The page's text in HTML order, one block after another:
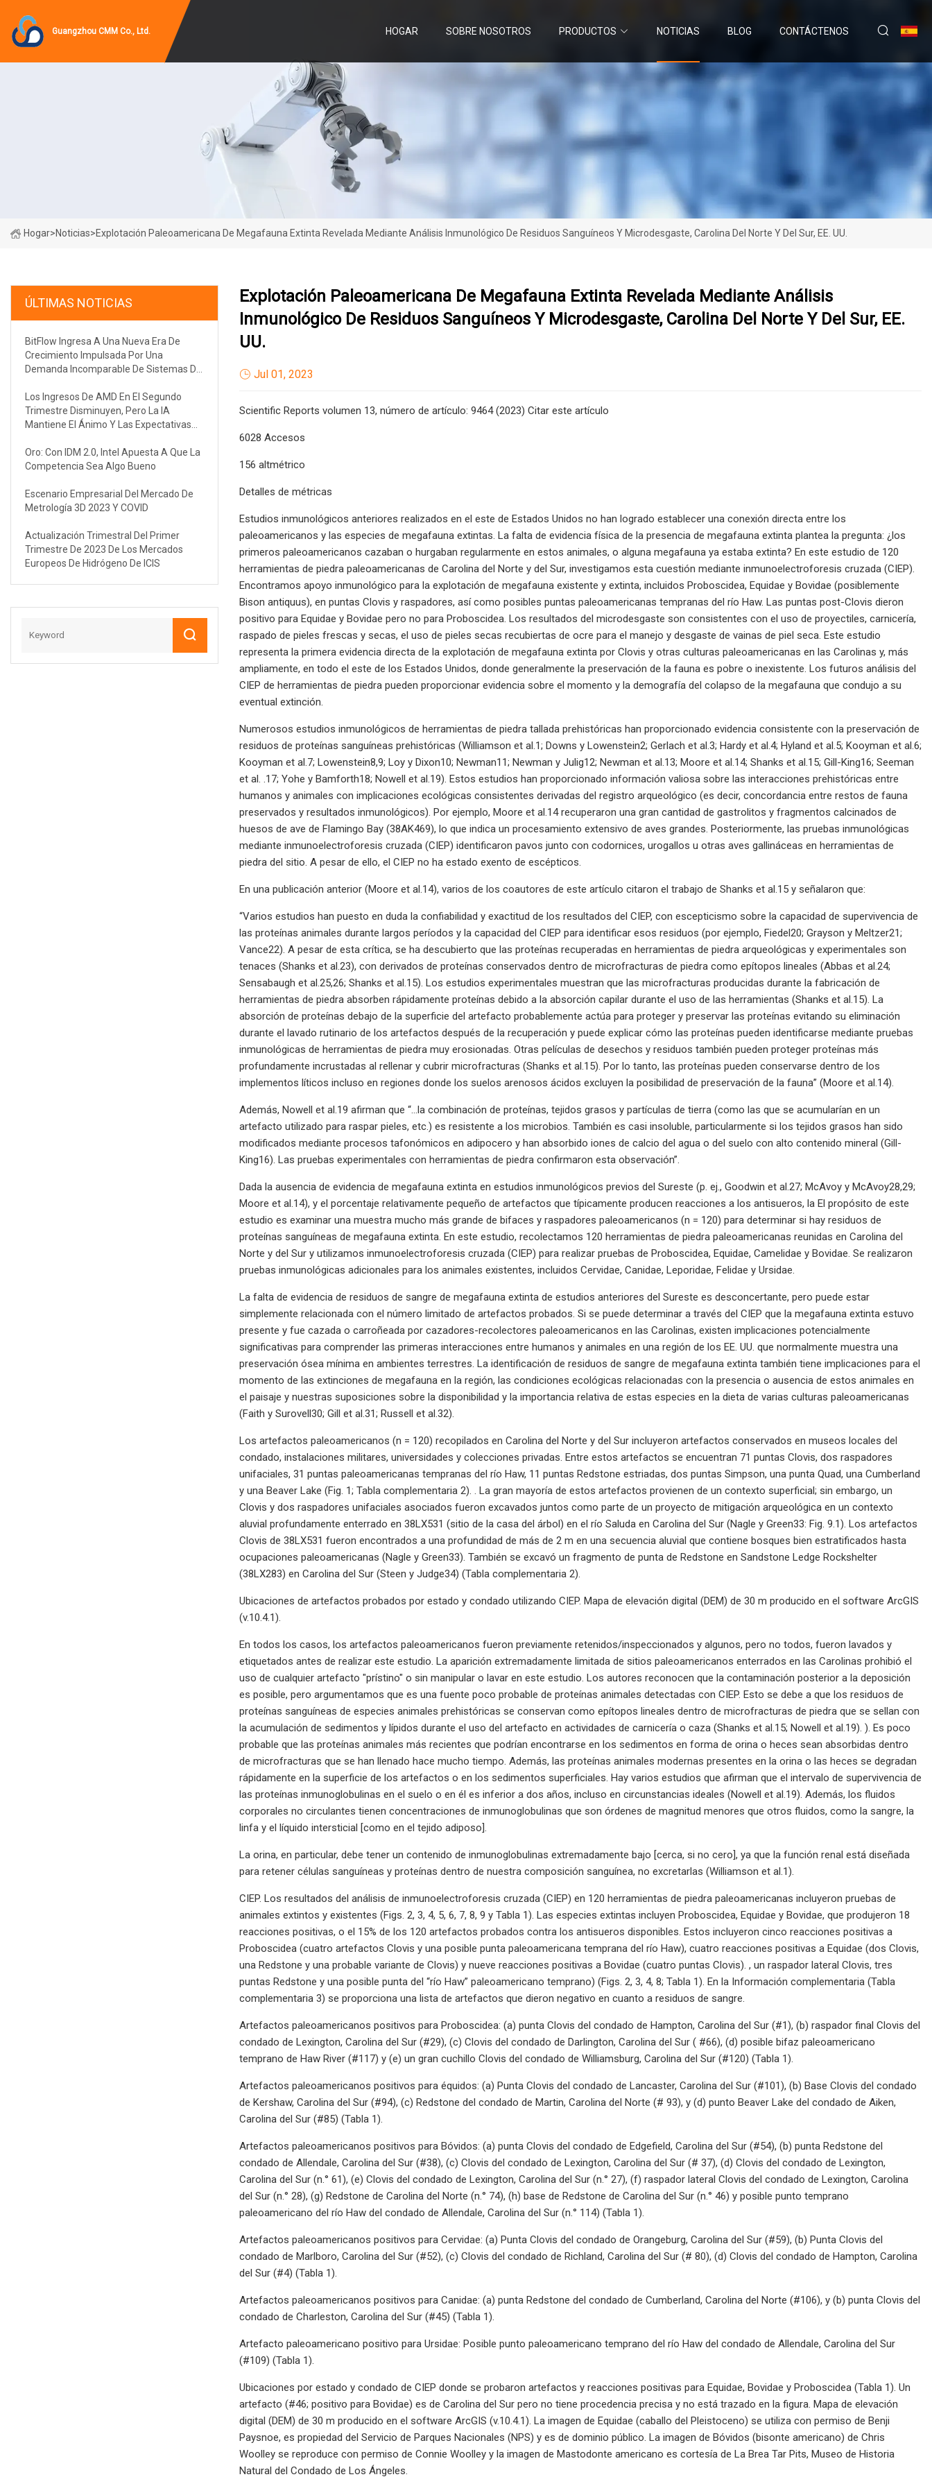
Guangzhou CMM Co., Ltd. HOGAR SOBRE NOSOTROS PRODUCTOS NOTICIAS BLOG CONTÁCTENOS
Hogar>Noticias>Explotación Paleoamericana De Megafauna Extinta Revelada Mediante Análisis Inmunológico De Residuos Sanguíneos Y Microdesgaste, Carolina Del Norte Y Del Sur, EE. UU.
ÚLTIMAS NOTICIAS
BitFlow Ingresa A Una Nueva Era De
Crecimiento Impulsada Por Una
Demanda Incomparable De Sistemas De
Los Ingresos De AMD En El Segundo
Trimestre Disminuyen, Pero La IA
Mantiene El Ánimo Y Las Expectativas
Oro: Con IDM 2.0, Intel Apuesta A Que La
Competencia Sea Algo Bueno
Escenario Empresarial Del Mercado De
Metrología 3D 2023 Y COVID
Actualización Trimestral Del Primer
Trimestre De 2023 De Los Mercados
Europeos De Hidrógeno De ICIS
Explotación Paleoamericana De Megafauna Extinta Revelada Mediante Análisis
Inmunológico De Residuos Sanguíneos Y Microdesgaste, Carolina Del Norte Y Del Sur, EE.
UU.
Jul 01, 2023
Scientific Reports volumen 13, número de artículo: 9464 (2023) Citar este artículo
6028 Accesos
156 altmétrico
Detalles de métricas
Estudios inmunológicos anteriores realizados en el este de Estados Unidos no han logrado establecer una conexión directa entre los
paleoamericanos y las especies de megafauna extintas. La falta de evidencia física de la presencia de megafauna extinta plantea la pregunta: ¿los
primeros paleoamericanos cazaban o hurgaban regularmente en estos animales, o alguna megafauna ya estaba extinta? En este estudio de 120
herramientas de piedra paleoamericanas de Carolina del Norte y del Sur, investigamos esta cuestión mediante inmunoelectroforesis cruzada (CIEP).
Encontramos apoyo inmunológico para la explotación de megafauna existente y extinta, incluidos Proboscidea, Equidae y Bovidae (posiblemente
Bison antiquus), en puntas Clovis y raspadores, así como posibles puntas paleoamericanas tempranas del río Haw. Las puntas post-Clovis dieron
positivo para Equidae y Bovidae pero no para Proboscidea. Los resultados del microdesgaste son consistentes con el uso de proyectiles, carnicería,
raspado de pieles frescas y secas, el uso de pieles secas recubiertas de ocre para el manejo y desgaste de vainas de piel seca. Este estudio
representa la primera evidencia directa de la explotación de megafauna extinta por Clovis y otras culturas paleoamericanas en las Carolinas y, más
ampliamente, en todo el este de los Estados Unidos, donde generalmente la preservación de la fauna es pobre o inexistente. Los futuros análisis del
CIEP de herramientas de piedra pueden proporcionar evidencia sobre el momento y la demografía del colapso de la megafauna que condujo a su
eventual extinción.
Numerosos estudios inmunológicos de herramientas de piedra tallada prehistóricas han proporcionado evidencia consistente con la preservación de
residuos de proteínas sanguíneas prehistóricas (Williamson et al.1; Downs y Lowenstein2; Gerlach et al.3; Hardy et al.4; Hyland et al.5; Kooyman et al.6;
Kooyman et al.7; Lowenstein8,9; Loy y Dixon10; Newman11; Newman y Julig12; Newman et al.13; Moore et al.14; Shanks et al.15; Gill-King16; Seeman
et al. .17; Yohe y Bamforth18; Nowell et al.19). Estos estudios han proporcionado información valiosa sobre las interacciones prehistóricas entre
humanos y animales con implicaciones ecológicas consistentes derivadas del registro arqueológico (es decir, concordancia entre restos de fauna
preservados y resultados inmunológicos). Por ejemplo, Moore et al.14 recuperaron una gran cantidad de gastrolitos y fragmentos calcinados de
huesos de ave de Flamingo Bay (38AK469), lo que indica un procesamiento extensivo de aves grandes. Posteriormente, las pruebas inmunológicas
mediante inmunoelectroforesis cruzada (CIEP) identificaron pavos junto con codornices, urogallos u otras aves gallináceas en herramientas de
piedra del sitio. A pesar de ello, el CIEP no ha estado exento de escépticos.
En una publicación anterior (Moore et al.14), varios de los coautores de este artículo citaron el trabajo de Shanks et al.15 y señalaron que:
“Varios estudios han puesto en duda la confiabilidad y exactitud de los resultados del CIEP, con escepticismo sobre la capacidad de supervivencia de
las proteínas animales durante largos períodos y la capacidad del CIEP para identificar esos residuos (por ejemplo, Fiedel20; Grayson y Meltzer21;
Vance22). A pesar de esta crítica, se ha descubierto que las proteínas recuperadas en herramientas de piedra arqueológicas y experimentales son
tenaces (Shanks et al.23), con derivados de proteínas conservados dentro de microfracturas de piedra como epítopos lineales (Abbas et al.24;
Sensabaugh et al.25,26; Shanks et al.15). Los estudios experimentales muestran que las microfracturas producidas durante la fabricación de
herramientas de piedra absorben rápidamente proteínas debido a la absorción capilar durante el uso de las herramientas (Shanks et al.15). La
absorción de proteínas debajo de la superficie del artefacto probablemente actúa para proteger y preservar las proteínas evitando su eliminación
durante el lavado rutinario de los artefactos después de la recuperación y puede explicar cómo las proteínas pueden identificarse mediante pruebas
inmunológicas de herramientas de piedra muy erosionadas. Otras películas de desechos y residuos también pueden proteger proteínas más
profundamente incrustadas al rellenar y cubrir microfracturas (Shanks et al.15). Por lo tanto, las proteínas pueden conservarse dentro de los
implementos líticos incluso en regiones donde los suelos arenosos ácidos excluyen la posibilidad de preservación de la fauna” (Moore et al.14).
Además, Nowell et al.19 afirman que “…la combinación de proteínas, tejidos grasos y partículas de tierra (como las que se acumularían en un
artefacto utilizado para raspar pieles, etc.) es resistente a los microbios. También es casi insoluble, particularmente si los tejidos grasos han sido
modificados mediante procesos tafonómicos en adipocero y han absorbido iones de calcio del agua o del suelo con alto contenido mineral (Gill-
King16). Las pruebas experimentales con herramientas de piedra confirmaron esta observación”.
Dada la ausencia de evidencia de megafauna extinta en estudios inmunológicos previos del Sureste (p. ej., Goodwin et al.27; McAvoy y McAvoy28,29;
Moore et al.14), y el porcentaje relativamente pequeño de artefactos que típicamente producen reacciones a los antisueros, la El propósito de este
estudio es examinar una muestra mucho más grande de bifaces y raspadores paleoamericanos (n = 120) para determinar si hay residuos de
proteínas sanguíneas de megafauna extinta. En este estudio, recolectamos 120 herramientas de piedra paleoamericanas reunidas en Carolina del
Norte y del Sur y utilizamos inmunoelectroforesis cruzada (CIEP) para realizar pruebas de Proboscidea, Equidae, Camelidae y Bovidae. Se realizaron
pruebas inmunológicas adicionales para los animales existentes, incluidos Cervidae, Canidae, Leporidae, Felidae y Ursidae.
La falta de evidencia de residuos de sangre de megafauna extinta de estudios anteriores del Sureste es desconcertante, pero puede estar
simplemente relacionada con el número limitado de artefactos probados. Si se puede determinar a través del CIEP que la megafauna extinta estuvo
presente y fue cazada o carroñeada por cazadores-recolectores paleoamericanos en las Carolinas, existen implicaciones potencialmente
significativas para comprender las primeras interacciones entre humanos y animales en una región de los EE. UU. que normalmente muestra una
preservación ósea mínima en ambientes terrestres. La identificación de residuos de sangre de megafauna extinta también tiene implicaciones para el
momento de las extinciones de megafauna en la región, las condiciones ecológicas relacionadas con la presencia o ausencia de estos animales en
el paisaje y nuestras suposiciones sobre la disponibilidad y la importancia relativa de estas especies en la dieta de varias culturas paleoamericanas
(Faith y Surovell30; Gill et al.31; Russell et al.32).
Los artefactos paleoamericanos (n = 120) recopilados en Carolina del Norte y del Sur incluyeron artefactos conservados en museos locales del
condado, instalaciones militares, universidades y colecciones privadas. Entre estos artefactos se encuentran 71 puntas Clovis, dos raspadores
unifaciales, 31 puntas paleoamericanas tempranas del río Haw, 11 puntas Redstone estriadas, dos puntas Simpson, una punta Quad, una Cumberland
y una Beaver Lake (Fig. 1; Tabla complementaria 2). . La gran mayoría de estos artefactos provienen de un contexto superficial; sin embargo, un
Clovis y dos raspadores unifaciales asociados fueron excavados juntos como parte de un proyecto de mitigación arqueológica en un contexto
aluvial profundamente enterrado en 38LX531 (sitio de la casa del árbol) en el río Saluda en Carolina del Sur (Nagle y Green33: Fig. 9.1). Los artefactos
Clovis de 38LX531 fueron encontrados a una profundidad de más de 2 m en una secuencia aluvial que contiene bosques bien estratificados hasta
ocupaciones paleoamericanas (Nagle y Green33). También se excavó un fragmento de punta de Redstone en Sandstone Ledge Rockshelter
(38LX283) en Carolina del Sur (Steen y Judge34) (Tabla complementaria 2).
Ubicaciones de artefactos probados por estado y condado utilizando CIEP. Mapa de elevación digital (DEM) de 30 m producido en el software ArcGIS
(v.10.4.1).
En todos los casos, los artefactos paleoamericanos fueron previamente retenidos/inspeccionados y algunos, pero no todos, fueron lavados y
etiquetados antes de realizar este estudio. La aparición extremadamente limitada de sitios paleoamericanos enterrados en las Carolinas prohibió el
uso de cualquier artefacto "prístino" o sin manipular o lavar en este estudio. Los autores reconocen que la contaminación posterior a la deposición
es posible, pero argumentamos que es una fuente poco probable de proteínas animales detectadas con CIEP. Esto se debe a que los residuos de
proteínas sanguíneas de especies animales prehistóricas se conservan como epítopos lineales dentro de microfracturas de piedra que se sellan con
la acumulación de sedimentos y lípidos durante el uso del artefacto en actividades de carnicería o caza (Shanks et al.15; Nowell et al.19). ). Es poco
probable que las proteínas animales más recientes que podrían encontrarse en los sedimentos en forma de orina o heces sean absorbidas dentro
de microfracturas que se han llenado hace mucho tiempo. Además, las proteínas animales modernas presentes en la orina o las heces se degradan
rápidamente en la superficie de los artefactos o en los sedimentos superficiales. Hay varios estudios que afirman que el intervalo de supervivencia de
las proteínas inmunoglobulinas en el suelo o en él es inferior a dos años, incluso en circunstancias ideales (Nowell et al.19). Además, los fluidos
corporales no circulantes tienen concentraciones de inmunoglobulinas que son órdenes de magnitud menores que otros fluidos, como la sangre, la
linfa y el líquido intersticial [como en el tejido adiposo].
La orina, en particular, debe tener un contenido de inmunoglobulinas extremadamente bajo [cerca, si no cero], ya que la función renal está diseñada
para retener células sanguíneas y proteínas dentro de nuestra composición sanguínea, no excretarlas (Williamson et al.1).
CIEP. Los resultados del análisis de inmunoelectroforesis cruzada (CIEP) en 120 herramientas de piedra paleoamericanas incluyeron pruebas de
animales extintos y existentes (Figs. 2, 3, 4, 5, 6, 7, 8, 9 y Tabla 1). Las especies extintas incluyen Proboscidea, Equidae y Bovidae, que produjeron 18
reacciones positivas, o el 15% de los 120 artefactos probados contra los antisueros disponibles. Estos incluyeron cinco reacciones positivas a
Proboscidea (cuatro artefactos Clovis y una posible punta paleoamericana temprana del río Haw), cuatro reacciones positivas a Equidae (dos Clovis,
una Redstone y una probable variante de Clovis) y nueve reacciones positivas a Bovidae (cuatro puntas Clovis). , un raspador lateral Clovis, tres
puntas Redstone y una posible punta del “río Haw” paleoamericano temprano) (Figs. 2, 3, 4, 8; Tabla 1). En la Información complementaria (Tabla
complementaria 3) se proporciona una lista de artefactos que dieron negativo en cuanto a residuos de sangre.
Artefactos paleoamericanos positivos para Proboscidea: (a) punta Clovis del condado de Hampton, Carolina del Sur (#1), (b) raspador final Clovis del
condado de Lexington, Carolina del Sur (#29), (c) Clovis del condado de Darlington, Carolina del Sur ( #66), (d) posible bifaz paleoamericano
temprano de Haw River (#117) y (e) un gran cuchillo Clovis del condado de Williamsburg, Carolina del Sur (#120) (Tabla 1).
Artefactos paleoamericanos positivos para équidos: (a) Punta Clovis del condado de Lancaster, Carolina del Sur (#101), (b) Base Clovis del condado
de Kershaw, Carolina del Sur (#94), (c) Redstone del condado de Martin, Carolina del Norte (# 93), y (d) punto Beaver Lake del condado de Aiken,
Carolina del Sur (#85) (Tabla 1).
Artefactos paleoamericanos positivos para Bóvidos: (a) punta Clovis del condado de Edgefield, Carolina del Sur (#54), (b) punta Redstone del
condado de Allendale, Carolina del Sur (#38), (c) Clovis del condado de Lexington, Carolina del Sur (# 37), (d) Clovis del condado de Lexington,
Carolina del Sur (n.° 61), (e) Clovis del condado de Lexington, Carolina del Sur (n.° 27), (f) raspador lateral Clovis del condado de Lexington, Carolina
del Sur (n.° 28), (g) Redstone de Carolina del Norte (n.° 74), (h) base de Redstone de Carolina del Sur (n.° 46) y posible punto temprano
paleoamericano del río Haw del condado de Allendale, Carolina del Sur (n.° 114) (Tabla 1).
Artefactos paleoamericanos positivos para Cervidae: (a) Punta Clovis del condado de Orangeburg, Carolina del Sur (#59), (b) Punta Clovis del
condado de Marlboro, Carolina del Sur (#52), (c) Clovis del condado de Richland, Carolina del Sur (# 80), (d) Clovis del condado de Hampton, Carolina
del Sur (#4) (Tabla 1).
Artefactos paleoamericanos positivos para Canidae: (a) punta Redstone del condado de Cumberland, Carolina del Norte (#106), y (b) punta Clovis del
condado de Charleston, Carolina del Sur (#45) (Tabla 1).
Artefacto paleoamericano positivo para Ursidae: Posible punto paleoamericano temprano del río Haw del condado de Allendale, Carolina del Sur
(#109) (Tabla 1).
Ubicaciones por estado y condado de CIEP donde se probaron artefactos y reacciones positivas para Equidae, Bovidae y Proboscidea (Tabla 1). Un
artefacto (#46; positivo para Bovidae) es de Carolina del Sur pero no tiene procedencia precisa y no está trazado en la figura. Mapa de elevación
digital (DEM) de 30 m producido en el software ArcGIS (v.10.4.1). La imagen de Equidae (caballo del Pleistoceno) se utiliza con permiso de Benji
Paysnoe, es propiedad del Servicio de Parques Nacionales (NPS) y es de dominio público. La imagen de Bóvidos (bisonte americano) de Chris
Woolley se reproduce con permiso de Connie Woolley y la imagen de Mastodonte americano es cortesía de La Brea Tar Pits, Museo de Historia
Natural del Condado de Los Ángeles.